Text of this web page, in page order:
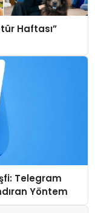
Haftası”
Telegram
Yöntem